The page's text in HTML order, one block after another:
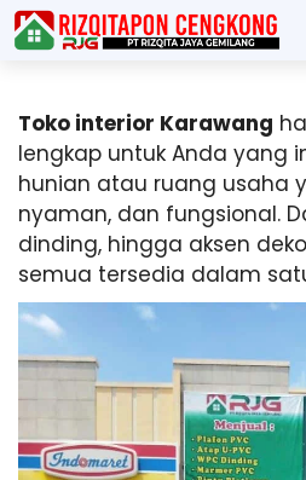
Toko interior Karawang
lengkap untuk Anda yang
hunian atau ruang usaha
nyaman, dan fungsional.
dinding, hingga aksen
semua tersedia dalam